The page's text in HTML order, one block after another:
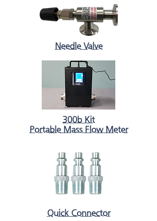
Needle Valve
300b Kit
Portable Mass Flow Meter
Quick Connector